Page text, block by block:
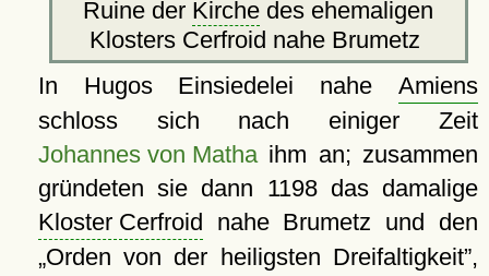
Ruine der Kirche des ehemaligen
Klosters Cerfroid nahe Brumetz
In Hugos Einsiedelei nahe Amiens
schloss sich nach einiger Zeit
Johannes von Mathaihm an; zusammen
gründeten sie dann 1198 das damalige
Kloster Cerfroid nahe Brumetz und den
Orden von der heiligsten Dreifaltigkeit ,